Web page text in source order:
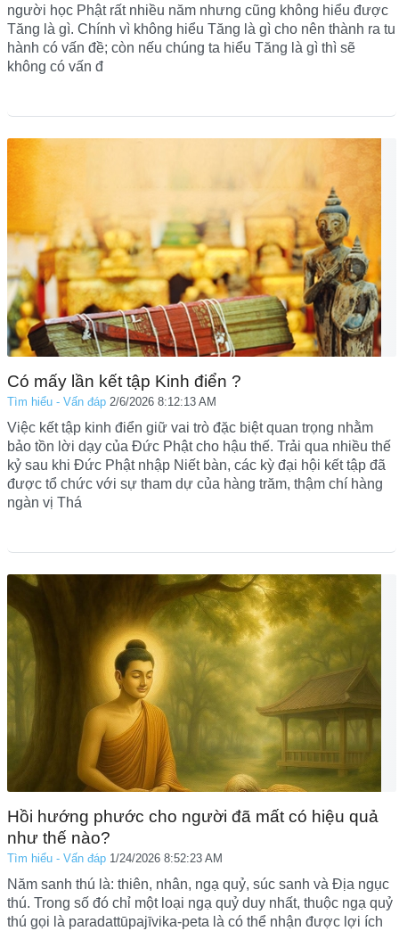
người học Phật rất nhiều năm nhưng cũng không hiểu được
Tăng là gì. Chính vì không hiểu Tăng là gì cho nên thành ra tu
hành có vấn đề; còn nếu chúng ta hiểu Tăng là gì thì sẽ
không có vấn đ
Có mấy lần kết tập Kinh điển ?
Tìm hiểu - Vấn đáp 2/6/2026 8:12:13 AM
Việc kết tập kinh điển giữ vai trò đặc biệt quan trọng nhằm
bảo tồn lời dạy của Đức Phật cho hậu thế. Trải qua nhiều thế
kỷ sau khi Đức Phật nhập Niết bàn, các kỳ đại hội kết tập đã
được tổ chức với sự tham dự của hàng trăm, thậm chí hàng
ngàn vị Thá
Hồi hướng phước cho người đã mất có hiệu quả
như thế nào?
Tìm hiểu - Vấn đáp 1/24/2026 8:52:23 AM
Năm sanh thú là: thiên, nhân, ngạ quỷ, súc sanh và Địa ngục
thú. Trong số đó chỉ một loại ngạ quỷ duy nhất, thuộc ngạ quỷ
thú gọi là paradattūpajīvika-peta là có thể nhận được lợi ích